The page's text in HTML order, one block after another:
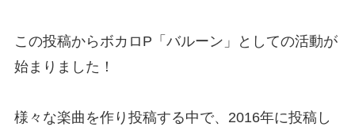
この投稿からボカロP「バルーン」としての活動が
始まりました！
様々な楽曲を作り投稿する中で、2016年に投稿し